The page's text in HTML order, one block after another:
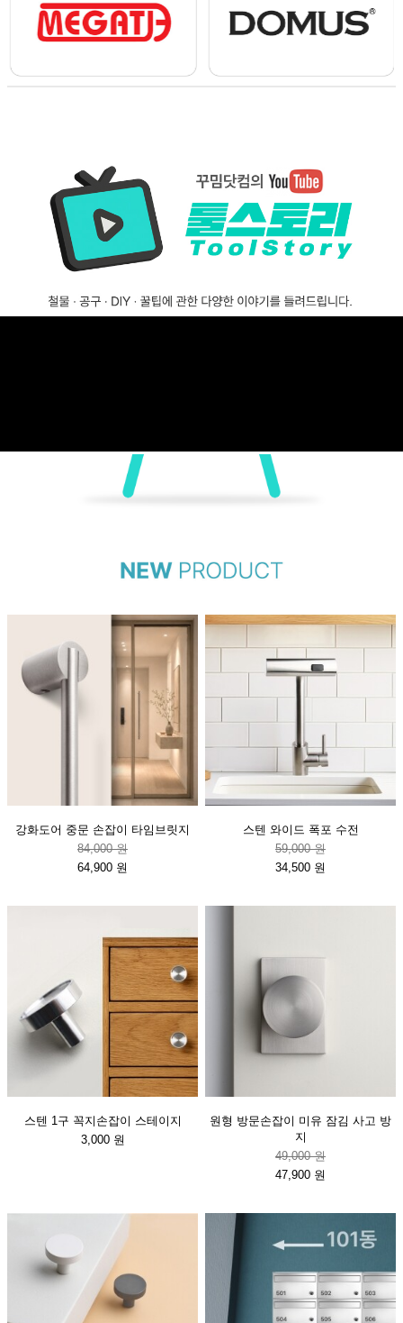
강화도어 중문 손잡이 타임브릿지
84,000 원
64,900 원
스텐 와이드 폭포 수전
59,000 원
34,500 원
스텐 1구 꼭지손잡이 스테이지
3,000 원
원형 방문손잡이 미유 잠김 사고 방
지
49,000 원
47,900 원